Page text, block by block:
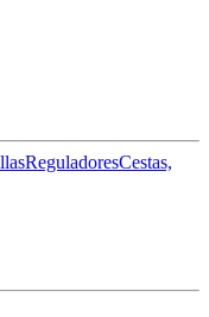
ReguladoresCestas,